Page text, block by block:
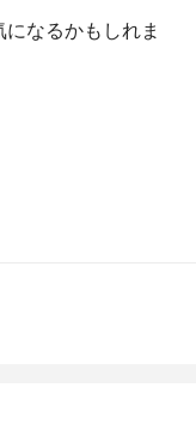
なるかもしれま